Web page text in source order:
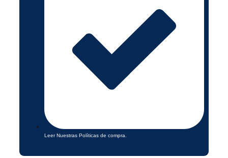
Leer Nuestras Políticas de compra.